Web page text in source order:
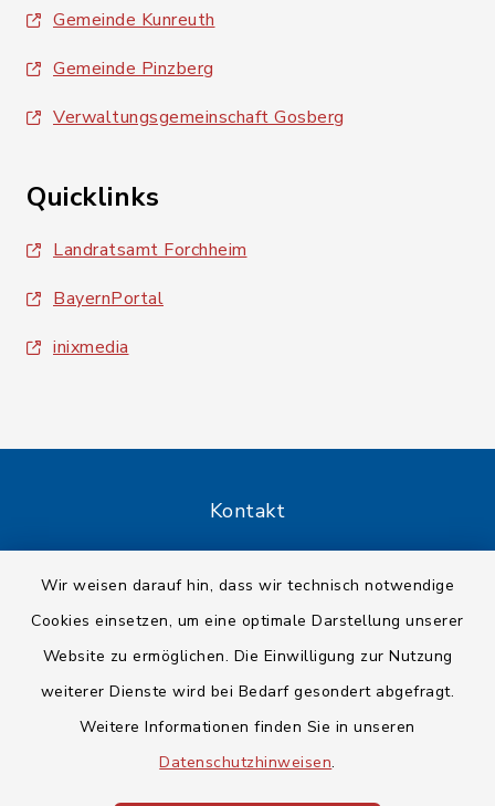
Wir weisen darauf hin, dass wir technisch notwendige
Cookies einsetzen, um eine optimale Darstellung unserer
Website zu ermöglichen. Die Einwilligung zur Nutzung
weiterer Dienste wird bei Bedarf gesondert abgefragt.
Weitere Informationen finden Sie in unseren
Datenschutzhinweisen.
Gemeinde Kunreuth
Gemeinde Pinzberg
Verwaltungsgemeinschaft Gosberg
Quicklinks
Landratsamt Forchheim
BayernPortal
inixmedia
Kontakt
Datenschutz
Impressum
Sitemap
Cookie-Einstellungen